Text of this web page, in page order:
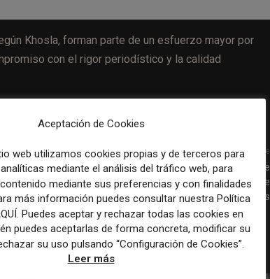
Khosla, forman parte de un esfuerzo mayor por
con el rigor periodístico y la calidad
Artículo siguiente
dominio algorítmico y la desinformación centran el debate
el futuro del periodismo en la jornada del Observatorio de
Medios
Aceptación de Cookies
web utilizamos cookies propias y de terceros para
mediante el análisis del tráfico web, para
mediante sus preferencias y con finalidades
más información puedes consultar nuestra Política
Puedes aceptar y rechazar todas las cookies en
puedes aceptarlas de forma concreta, modificar su
su uso pulsando “Configuración de Cookies”.
Leer más